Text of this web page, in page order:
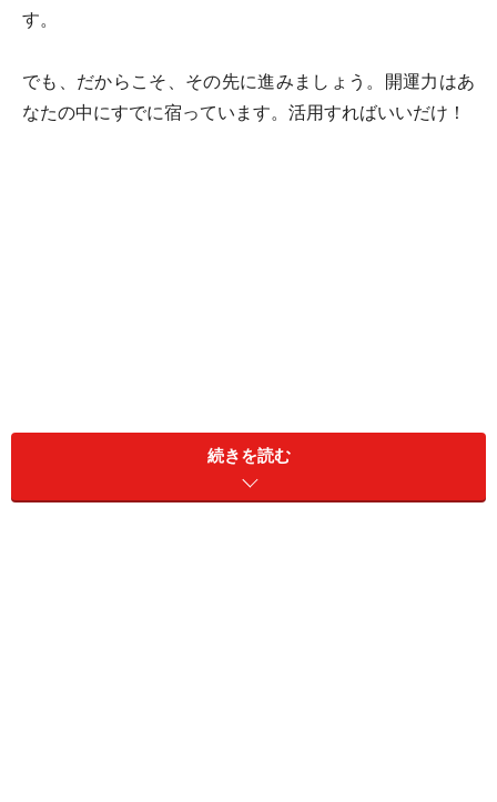
す。
でも、だからこそ、その先に進みましょう。開運力はあ
なたの中にすでに宿っています。活用すればいいだけ！
＜あなたの今週の運勢は？＞
続きを読む